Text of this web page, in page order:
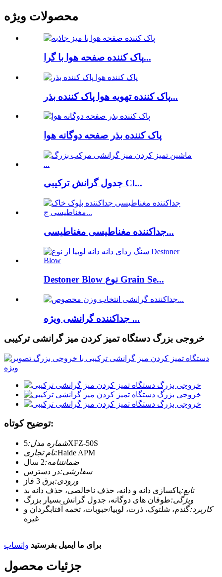
محصولات ویژه
پاک کننده صفحه هوا با گرا...
پاک کننده تهویه هوا پاک کننده بذر...
پاک کننده بذر صفحه دوگانه هوا
جدول گرانش ترکیبی Cl...
جداکننده مغناطیسی مغناطیسی...
Destoner Blow نوع Grain Se...
جداکننده گرانشی ویژه ...
خروجی بزرگ دستگاه تمیز کردن میز گرانشی ترکیبی
توضیح کوتاه:
شماره مدل:5XFZ-50S
نام تجاری:Haide APM
ضمانتنامه:2 سال
سفارشی:در دسترس
ورودی:برق 3 فاز
تابع:پاکسازی دانه و دانه، حذف ناخالصی، حذف دانه بد
ویژگی:طوفان های دوگانه، جدول گرانش بسیار بزرگ
کاربرد:گندم، شلتوک، ذرت، لوبیا/حبوبات، تخمه آفتابگردان و
غیره
برای ما ایمیل بفرستید واتساپ
جزئیات محصول